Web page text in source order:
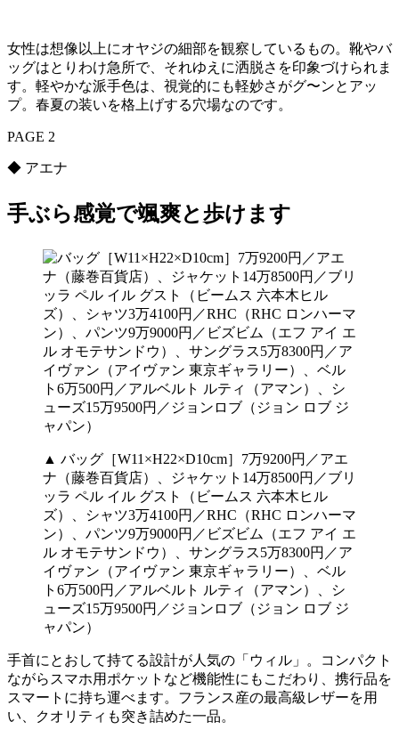
女性は想像以上にオヤジの細部を観察しているもの。靴やバ
ッグはとりわけ急所で、それゆえに洒脱さを印象づけられま
す。軽やかな派手色は、視覚的にも軽妙さがグ〜ンとアッ
プ。春夏の装いを格上げする穴場なのです。
PAGE 2
◆ アエナ
手ぶら感覚で颯爽と歩けます
▲ バッグ［W11×H22×D10cm］7万9200円／アエ
ナ（藤巻百貨店）、ジャケット14万8500円／ブリ
ッラ ペル イル グスト（ビームス 六本木ヒル
ズ）、シャツ3万4100円／RHC（RHC ロンハーマ
ン）、パンツ9万9000円／ビズビム（エフ アイ エ
ル オモテサンドウ）、サングラス5万8300円／ア
イヴァン（アイヴァン 東京ギャラリー）、ベル
ト6万500円／アルベルト ルティ（アマン）、シ
ューズ15万9500円／ジョンロブ（ジョン ロブ ジ
ャパン）
手首にとおして持てる設計が人気の「ウィル」。コンパクト
ながらスマホ用ポケットなど機能性にもこだわり、携行品を
スマートに持ち運べます。フランス産の最高級レザーを用
い、クオリティも突き詰めた一品。